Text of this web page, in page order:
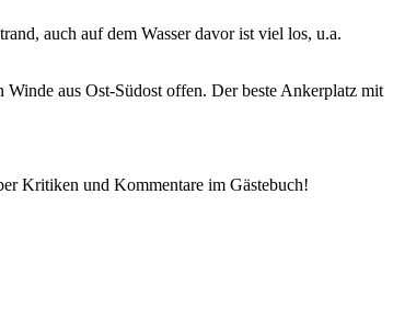
auch auf dem Wasser davor ist viel los, u.a.
aus Ost-Südost offen. Der beste Ankerplatz mit
Kritiken und Kommentare im Gästebuch!